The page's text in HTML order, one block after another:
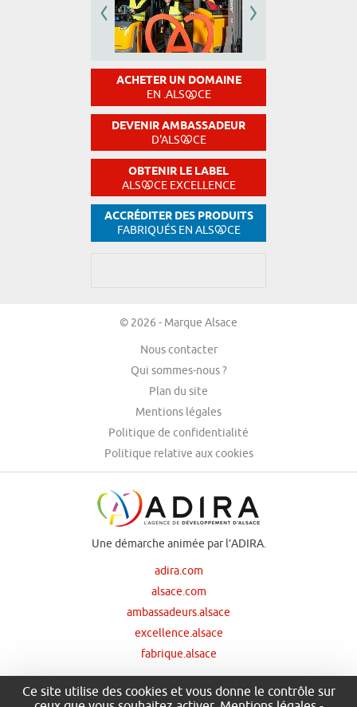
ACHETER UN DOMAINE
EN .ALS CE
DEVENIR AMBASSADEUR
D'ALS CE
OBTENIR LE LABEL
ALS CE EXCELLENCE
ACCRÉDITER DES PRODUITS
FABRIQUÉS EN ALS CE
© 2026 - Marque Alsace
Nous contacter
Qui sommes-nous ?
Plan du site
Mentions légales
Politique de confidentialité
Politique relative aux cookies
Une démarche animée par l’ADIRA.
adira.com
alsace.com
ambassadeurs.alsace
excellence.alsace
fabrique.alsace
Ce site utilise des cookies et vous donne le contrôle sur